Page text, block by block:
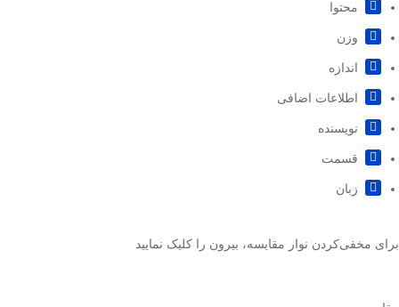
محتوا
وزن
اندازه
اطلاعات اضافی
نویسنده
قسمت
زبان
برای مخفی‌کردن نوار مقایسه، بیرون را کلیک نمایید